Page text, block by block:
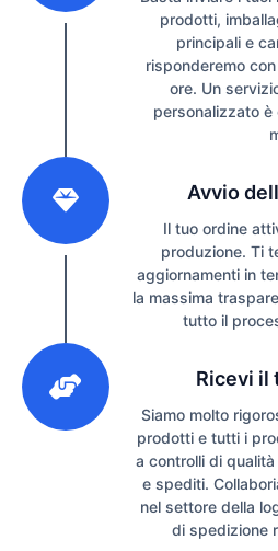
prodotti,
principali e
risponderemo
ore. Un
personalizzato
Avvio
Il tuo ordine
produzione. Ti
aggiornamenti in
la massima
tutto il
Ricevi il
Siamo molto
prodotti e tutti i
a controlli di
e spediti.
nel settore della
di spedizione